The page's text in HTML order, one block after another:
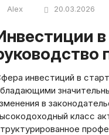
Alex 20.03.2026
фундаментальное
инвестиций в
в
класс